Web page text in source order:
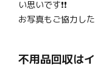
い思いです❗❗
お写真もご協力し
不用品回収は